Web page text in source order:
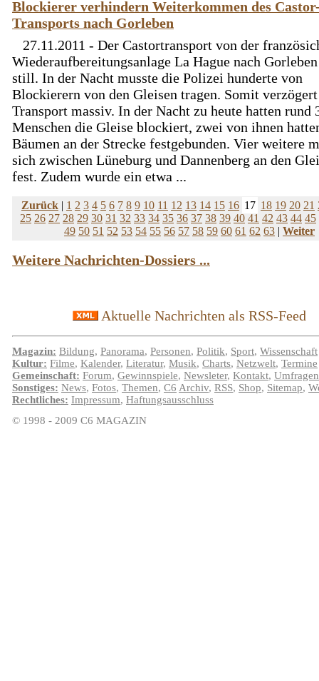
Blockierer verhindern Weiterkommen des
Transports nach Gorleben
27.11.2011 - Der Castortransport von der
Wiederaufbereitungsanlage La Hague nach
still. In der Nacht musste die Polizei hunderte von
Blockierern von den Gleisen tragen. Somit
Transport massiv. In der Nacht zu heute hatten rund
Menschen die Gleise blockiert, zwei von ihnen
Bäumen an der Strecke festgebunden. Vier weitere
sich zwischen Lüneburg und Dannenberg an den
fest. Zudem wurde ein etwa ...
Zurück | 1 2 3 4 5 6 7 8 9 10 11 12 13 14 15 16 17 18 19 20 21
25 26 27 28 29 30 31 32 33 34 35 36 37 38 39 40 41 42 43 44 45
49 50 51 52 53 54 55 56 57 58 59 60 61 62 63 | Weiter
Weitere Nachrichten-Dossiers ...
Aktuelle Nachrichten als RSS-Feed
Magazin: Bildung, Panorama, Personen, Politik, Sport, Wissenschaft
Kultur: Filme, Kalender, Literatur, Musik, Charts, Netzwelt, Termine
Gemeinschaft: Forum, Gewinnspiele, Newsleter, Kontakt, Umfragen
Sonstiges: News, Fotos, Themen, C6 Archiv, RSS, Shop, Sitemap,
Rechtliches: Impressum, Haftungsausschluss
© 1998 - 2009 C6 MAGAZIN